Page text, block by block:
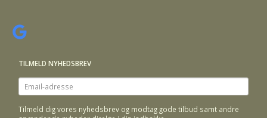
TILMELD NYHEDSBREV
Email-
adresse
Tilmeld dig vores nyhedsbrev og modtag gode tilbud samt andre